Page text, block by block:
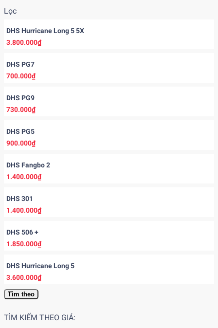
Lọc
DHS Hurricane Long 5 5X
3.800.000₫
DHS PG7
700.000₫
DHS PG9
730.000₫
DHS PG5
900.000₫
DHS Fangbo 2
1.400.000₫
DHS 301
1.400.000₫
DHS 506 +
1.850.000₫
DHS Hurricane Long 5
3.600.000₫
Tìm theo
TÌM KIẾM THEO GIÁ: